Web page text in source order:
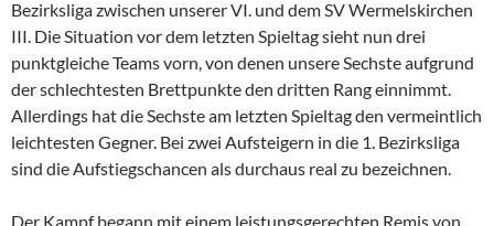
Bezirksliga zwischen unserer VI. und dem SV Wermelskirchen
III. Die Situation vor dem letzten Spieltag sieht nun drei
punktgleiche Teams vorn, von denen unsere Sechste aufgrund
der schlechtesten Brettpunkte den dritten Rang einnimmt.
Allerdings hat die Sechste am letzten Spieltag den vermeintlich
leichtesten Gegner. Bei zwei Aufsteigern in die 1. Bezirksliga
sind die Aufstiegschancen als durchaus real zu bezeichnen.
Der Kampf begann mit einem leistungsgerechten Remis von